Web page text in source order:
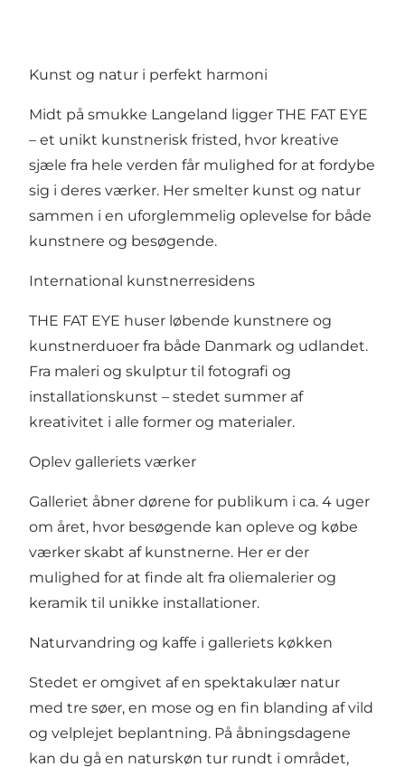
Kunst og natur i perfekt harmoni
Midt på smukke Langeland ligger THE FAT EYE
– et unikt kunstnerisk fristed, hvor kreative
sjæle fra hele verden får mulighed for at fordybe
sig i deres værker. Her smelter kunst og natur
sammen i en uforglemmelig oplevelse for både
kunstnere og besøgende.
International kunstnerresidens
THE FAT EYE huser løbende kunstnere og
kunstnerduoer fra både Danmark og udlandet.
Fra maleri og skulptur til fotografi og
installationskunst – stedet summer af
kreativitet i alle former og materialer.
Oplev galleriets værker
Galleriet åbner dørene for publikum i ca. 4 uger
om året, hvor besøgende kan opleve og købe
værker skabt af kunstnerne. Her er der
mulighed for at finde alt fra oliemalerier og
keramik til unikke installationer.
Naturvandring og kaffe i galleriets køkken
Stedet er omgivet af en spektakulær natur
med tre søer, en mose og en fin blanding af vild
og velplejet beplantning. På åbningsdagene
kan du gå en naturskøn tur rundt i området,